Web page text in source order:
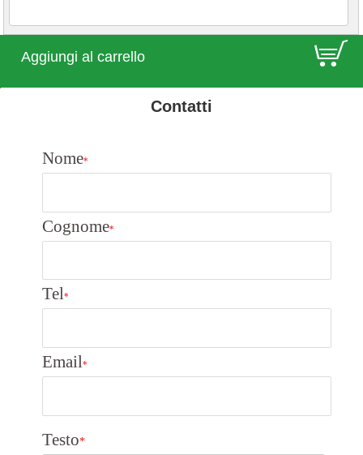
Aggiungi al carrello E
Contatti
Nome*
Cognome*
Tel*
Email*
Testo*